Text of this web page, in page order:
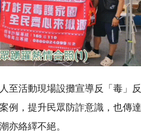
至活動現場設攤宣導反「毒」
例，提升民眾防詐意識，也傳
亦絡繹不絕。